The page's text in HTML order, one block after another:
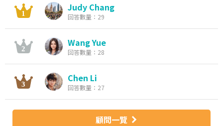
Judy Chang
回答數量：29
Wang Yue
回答數量：28
Chen Li
回答數量：27
顧問一覽